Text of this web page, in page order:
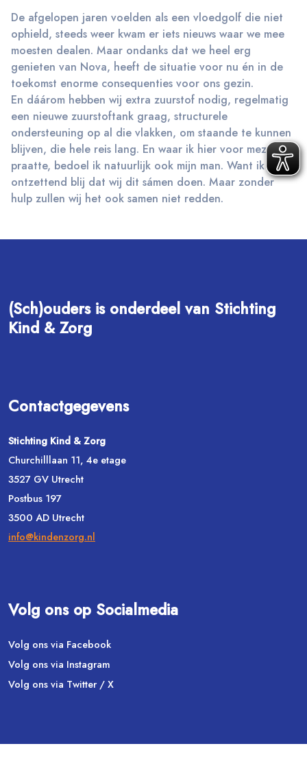
De afgelopen jaren voelden als een vloedgolf die niet
ophield, steeds weer kwam er iets nieuws waar we mee
moesten dealen. Maar ondanks dat we heel erg
genieten van Nova, heeft de situatie voor nu én in de
toekomst enorme consequenties voor ons gezin.
En dáárom hebben wij extra zuurstof nodig, regelmatig
een nieuwe zuurstoftank graag, structurele
ondersteuning op al die vlakken, om staande te kunnen
blijven, die hele reis lang. En waar ik hier voor mezelf
praatte, bedoel ik natuurlijk ook mijn man. Want ik ben
ontzettend blij dat wij dit sámen doen. Maar zonder
hulp zullen wij het ook samen niet redden.
(Sch)ouders is onderdeel van Stichting
Kind & Zorg
Contactgegevens
Stichting Kind & Zorg
Churchilllaan 11, 4e etage
3527 GV Utrecht
Postbus 197
3500 AD Utrecht
info@kindenzorg.nl
Volg ons op Socialmedia
Volg ons via Facebook
Volg ons via Instagram
Volg ons via Twitter / X